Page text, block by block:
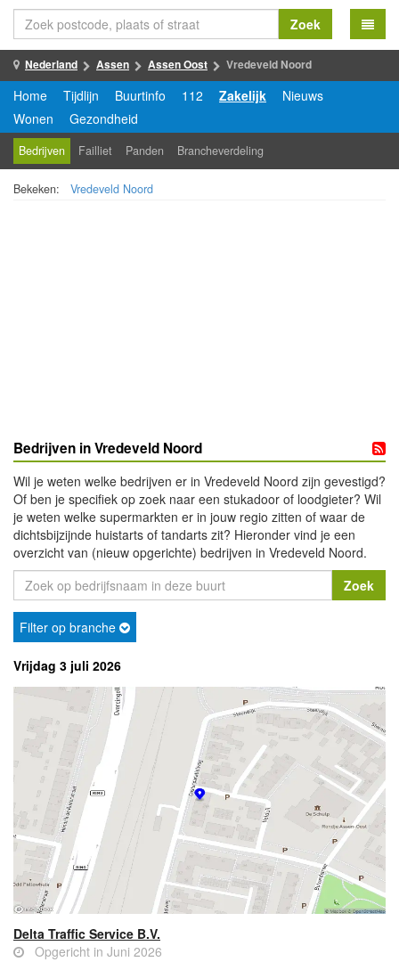
Zoek
Nederland Assen Assen Oost Vredeveld Noord
Home Tijdlijn Buurtinfo 112 Zakelijk
Nieuws
Wonen
Gezondheid
Bedrijven Failliet Panden Brancheverdeling
Bekeken: Vredeveld Noord
Bedrijven in Vredeveld Noord
Wil je weten welke bedrijven er in Vredeveld Noord zijn gevestigd?
Of ben je specifiek op zoek naar een stukadoor of loodgieter? Wil
je weten welke supermarkten er in jouw regio zitten of waar de
dichtsbijzijnde huistarts of tandarts zit? Hieronder vind je een
overzicht van (nieuw opgerichte) bedrijven in Vredeveld Noord.
Filter op branche
Vrijdag 3 juli 2026
Delta Traffic Service B.V.
Opgericht in Juni 2026